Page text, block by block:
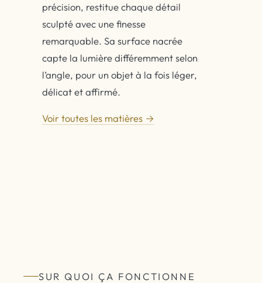
précision, restitue chaque détail
sculpté avec une finesse
remarquable. Sa surface nacrée
capte la lumière différemment selon
l’angle, pour un objet à la fois léger,
délicat et affirmé.
Voir toutes les matières →
SUR QUOI ÇA FONCTIONNE